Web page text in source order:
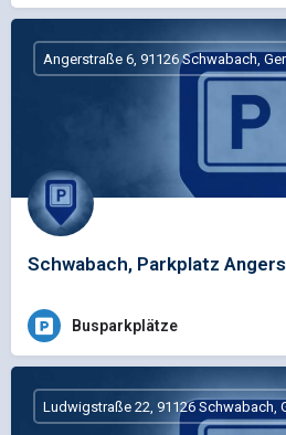
Schwabach, Parkplatz
Angerstraße 6, 91126 Schwabach,
Busparkplätze
Ludwigstraße 22, 91126 Schwabach,